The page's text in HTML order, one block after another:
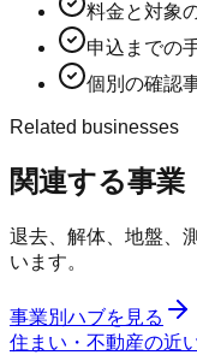
料金と対象
申込までの
個別の確認
Related businesses
関連する事業
退去、解体、地盤、
います。
事業別ハブを見る
住まい・不動産の近